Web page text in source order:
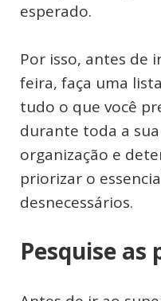
esperado.
Por isso, antes de
feira, faça uma
tudo o que você
durante toda a
organização e
priorizar o
desnecessários.
Pesquise as